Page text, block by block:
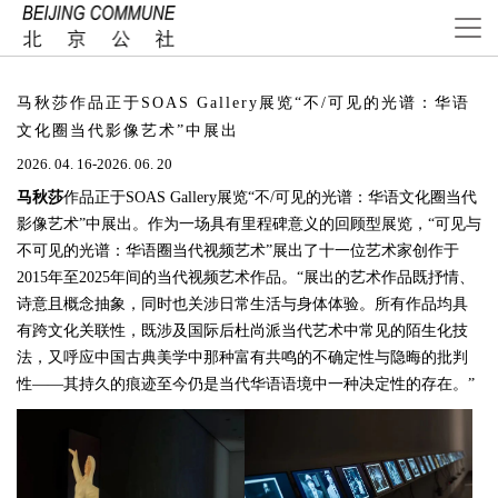
马秋莎作品正于SOAS Gallery展览“不/可见的光谱：华语
文化圈当代影像艺术”中展出
2026. 04. 16-2026. 06. 20
马秋莎作品正于SOAS Gallery展览“不/可见的光谱：华语文化圈当代
影像艺术”中展出。作为一场具有里程碑意义的回顾型展览，“可见与
不可见的光谱：华语圈当代视频艺术”展出了十一位艺术家创作于
2015年至2025年间的当代视频艺术作品。“展出的艺术作品既抒情、
诗意且概念抽象，同时也关涉日常生活与身体体验。所有作品均具
有跨文化关联性，既涉及国际后杜尚派当代艺术中常见的陌生化技
法，又呼应中国古典美学中那种富有共鸣的不确定性与隐晦的批判
性——其持久的痕迹至今仍是当代华语语境中一种决定性的存在。”